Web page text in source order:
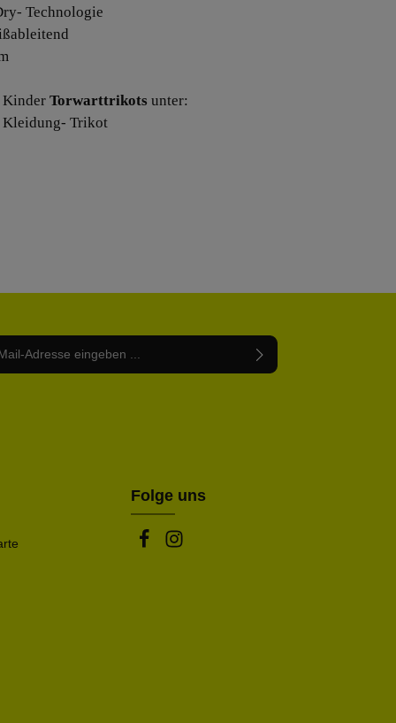
Technologie
Kinder Torwarttrikots unter:
Trikot
Folge uns